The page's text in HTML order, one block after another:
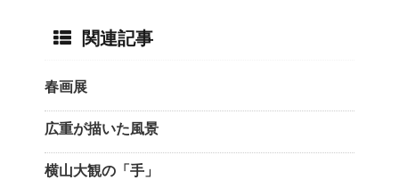
関連記事
春画展
広重が描いた風景
横山大観の「手」